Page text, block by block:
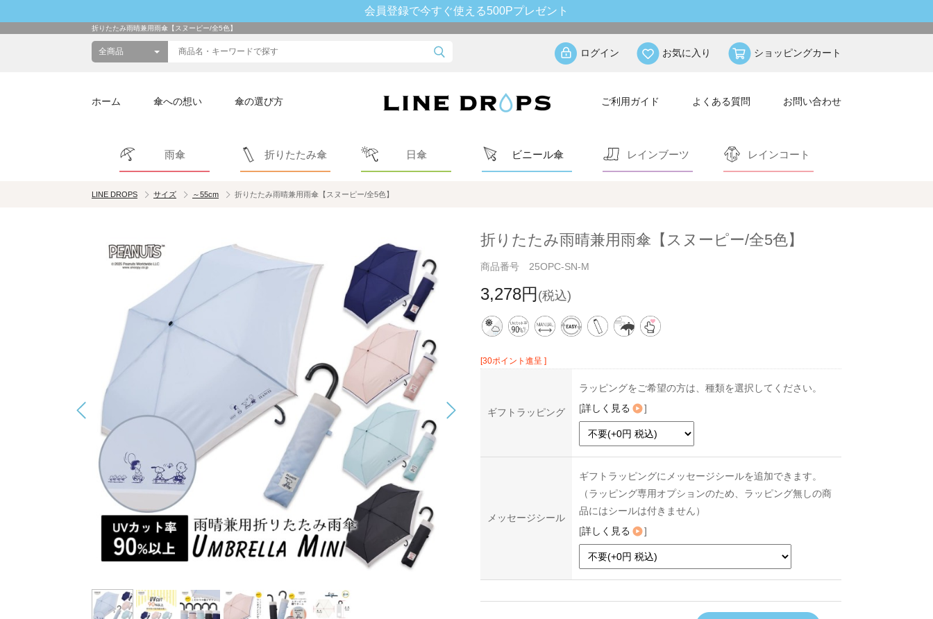
会員登録で今すぐ使える500Pプレゼント
折りたたみ雨晴兼用雨傘【スヌーピー/全5色】
ログイン お気に入り ショッピングカート
ホーム 傘への想い 傘の選び方 ご利用ガイド よくある質問 お問い合わせ
雨傘 折りたたみ傘 日傘 ビニール傘 レインブーツ レインコート
LINE DROPS サイズ ～55cm 折りたたみ雨晴兼用雨傘【スヌーピー/全5色】
折りたたみ雨晴兼用雨傘【スヌーピー/全5色】
商品番号 25OPC-SN-M
3,278円 (税込)
[30ポイント進呈 ]
ギフトラッピング
ラッピングをご希望の方は、種類を選択してください。
[詳しく見る ]
メッセージシール
ギフトラッピングにメッセージシールを追加できます。
（ラッピング専用オプションのため、ラッピング無しの商
品にはシールは付きません）
[詳しく見る ]